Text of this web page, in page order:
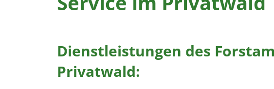
Dienstleistungen des
Privatwald: